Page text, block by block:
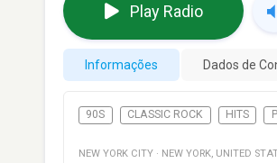
Play Radio
Informações Dados de
90S CLASSIC ROCK HITS
NEW YORK CITY · NEW YORK, UNITED